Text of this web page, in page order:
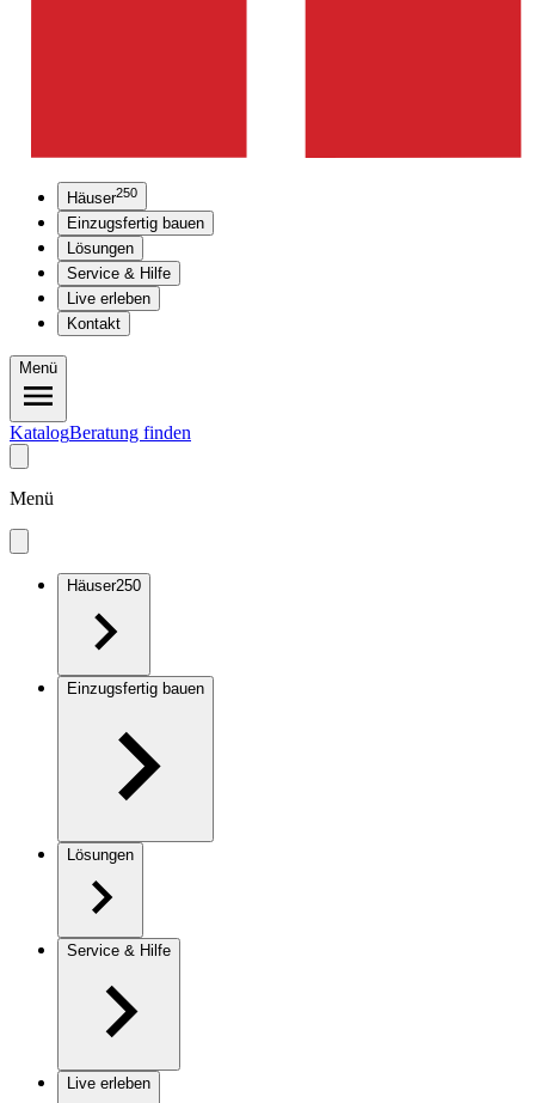
Häuser250
Einzugsfertig bauen
Lösungen
Service & Hilfe
Live erleben
Kontakt
Menü
KatalogBeratung finden
Menü
Häuser250
Einzugsfertig bauen
Lösungen
Service & Hilfe
Live erleben